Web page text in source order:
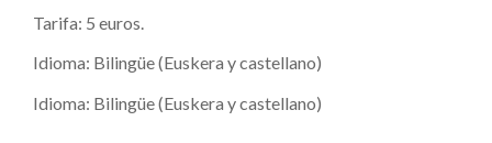
Tarifa: 5 euros.
Idioma: Bilingüe (Euskera y castellano)
Idioma: Bilingüe (Euskera y castellano)